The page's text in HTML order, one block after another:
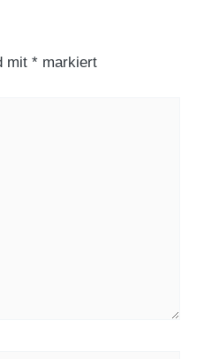
mit * markiert